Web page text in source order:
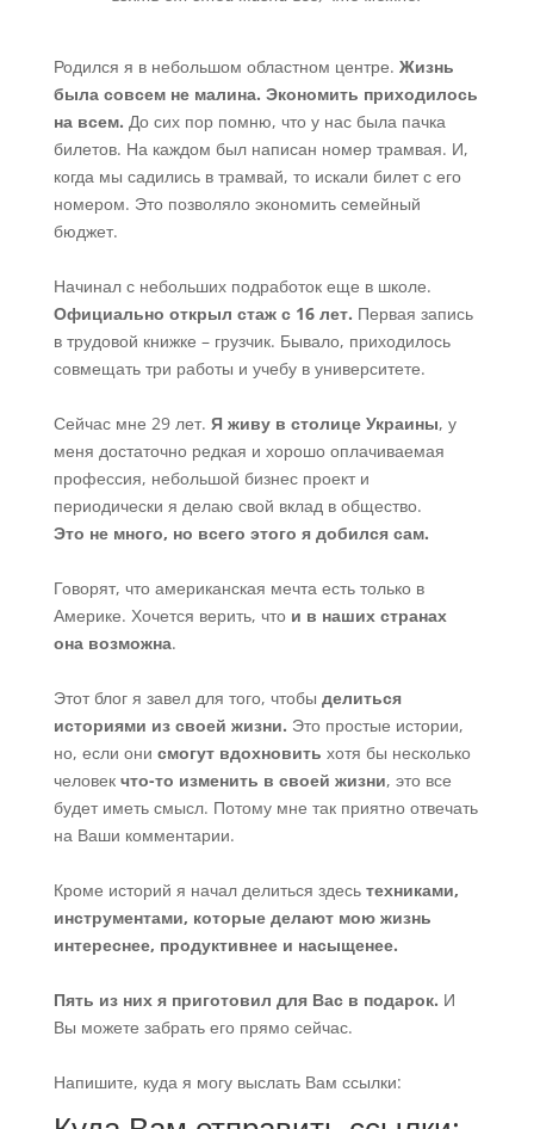
Родился я в небольшом областном центре. Жизнь
была совсем не малина. Экономить приходилось
на всем. До сих пор помню, что у нас была пачка
билетов. На каждом был написан номер трамвая. И,
когда мы садились в трамвай, то искали билет с его
номером. Это позволяло экономить семейный
бюджет.
Начинал с небольших подработок еще в школе.
Официально открыл стаж с 16 лет. Первая запись
в трудовой книжке – грузчик. Бывало, приходилось
совмещать три работы и учебу в университете.
Сейчас мне 29 лет. Я живу в столице Украины, у
меня достаточно редкая и хорошо оплачиваемая
профессия, небольшой бизнес проект и
периодически я делаю свой вклад в общество.
Это не много, но всего этого я добился сам.
Говорят, что американская мечта есть только в
Америке. Хочется верить, что и в наших странах
она возможна.
Этот блог я завел для того, чтобы делиться
историями из своей жизни. Это простые истории,
но, если они смогут вдохновить хотя бы несколько
человек что-то изменить в своей жизни, это все
будет иметь смысл. Потому мне так приятно отвечать
на Ваши комментарии.
Кроме историй я начал делиться здесьтехниками,
инструментами, которые делают мою жизнь
интереснее, продуктивнее и насыщенее.
Пять из них я приготовил для Вас в подарок. И
Вы можете забрать его прямо сейчас.
Напишите, куда я могу выслать Вам ссылки: